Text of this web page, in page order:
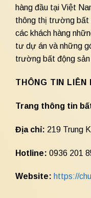
hàng đầu tại Việt
thông thị trường bất
các khách hàng
tư dự án và những
trường bất động
THÔNG TIN LIÊN
Trang thông tin
Địa chỉ: 219 Trung
Hotline: 0936 201
Website: https://